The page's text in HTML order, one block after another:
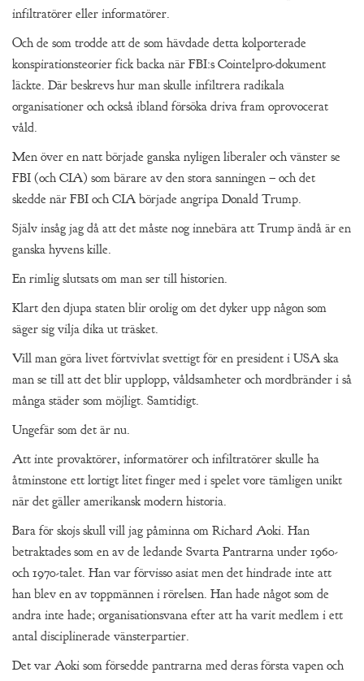
infiltratörer eller informatörer.
Och de som trodde att de som hävdade detta kolporterade
konspirationsteorier fick backa när FBI:s Cointelpro-dokument
läckte. Där beskrevs hur man skulle infiltrera radikala
organisationer och också ibland försöka driva fram oprovocerat
våld.
Men över en natt började ganska nyligen liberaler och vänster se
FBI (och CIA) som bärare av den stora sanningen – och det
skedde när FBI och CIA började angripa Donald Trump.
Själv insåg jag då att det måste nog innebära att Trump ändå är en
ganska hyvens kille.
En rimlig slutsats om man ser till historien.
Klart den djupa staten blir orolig om det dyker upp någon som
säger sig vilja dika ut träsket.
Vill man göra livet förtvivlat svettigt för en president i USA ska
man se till att det blir upplopp, våldsamheter och mordbränder i så
många städer som möjligt. Samtidigt.
Ungefär som det är nu.
Att inte provaktörer, informatörer och infiltratörer skulle ha
åtminstone ett lortigt litet finger med i spelet vore tämligen unikt
när det gäller amerikansk modern historia.
Bara för skojs skull vill jag påminna om Richard Aoki. Han
betraktades som en av de ledande Svarta Pantrarna under 1960-
och 1970-talet. Han var förvisso asiat men det hindrade inte att
han blev en av toppmännen i rörelsen. Han hade något som de
andra inte hade; organisationsvana efter att ha varit medlem i ett
antal disciplinerade vänsterpartier.
Det var Aoki som försedde pantrarna med deras första vapen och